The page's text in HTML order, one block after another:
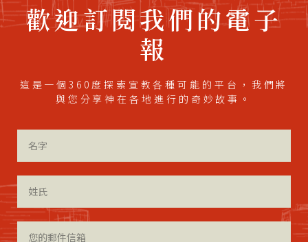
歡迎訂閱我們的電子
報
這是一個360度探索宣教各種可能的平台， 我們將
與您分享神在各地進行的奇妙故事。